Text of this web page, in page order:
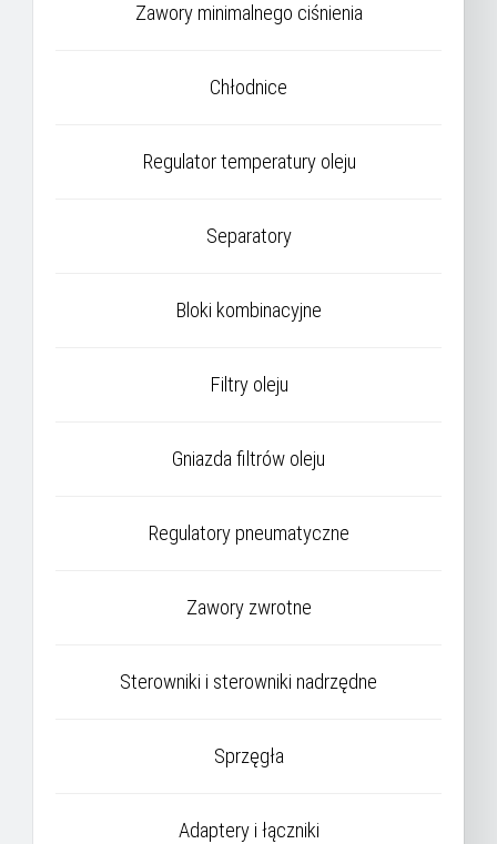
Zawory minimalnego ciśnienia
Chłodnice
Regulator temperatury oleju
Separatory
Bloki kombinacyjne
Filtry oleju
Gniazda filtrów oleju
Regulatory pneumatyczne
Zawory zwrotne
Sterowniki i sterowniki nadrzędne
Sprzęgła
Adaptery i łączniki